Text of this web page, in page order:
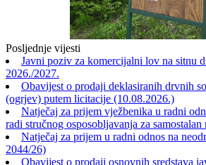
Posljednje vijesti
Javni poziv za komercijalni lov na sitnu
2026./2027.
Obavijest o prodaji deklasiranih drvnih
(ogrjev) putem licitacije (10.08.2026.)
Natječaj za prijem vježbenika u radni
radi stručnog osposobljavanja za
Natječaj za prijem u radni odnos na
2044/26)
Obavijest o prodaji osnovnih sredstava